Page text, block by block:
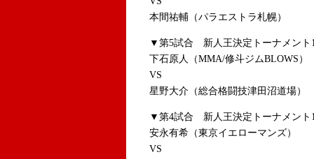
本間祐輔（パラエストラ札幌）
▼第5試合 新人王決定トーナメン
下石原人（MMA/修斗ジムBLOWS）
VS
星野大介（総合格闘技津田沼道場）
▼第4試合 新人王決定トーナメン
安永有希（東京イエローマンズ）
VS